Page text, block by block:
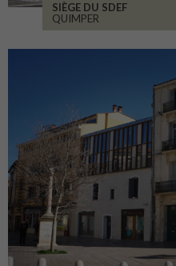
SIÈGE DU SDEF
QUIMPER